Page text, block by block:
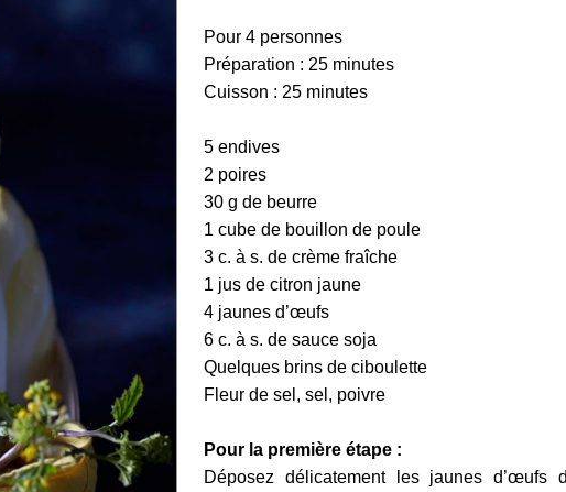
Pour 4 personnes
Préparation : 25 minutes
Cuisson : 25 minutes
5 endives
2 poires
30 g de beurre
1 cube de bouillon de poule
3 c. à s. de crème fraîche
1 jus de citron jaune
4 jaunes d’œufs
6 c. à s. de sauce soja
Quelques brins de ciboulette
Fleur de sel, sel, poivre
Pour la première étape :
Déposez délicatement les jaunes d’œufs